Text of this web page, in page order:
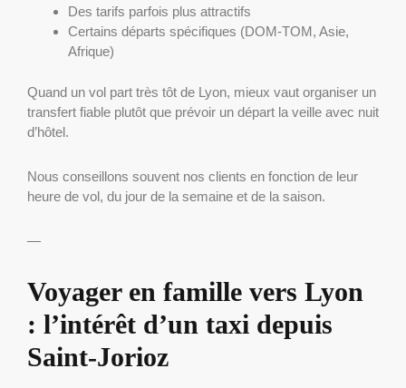
Des tarifs parfois plus attractifs
Certains départs spécifiques (DOM-TOM, Asie,
Afrique)
Quand un vol part très tôt de Lyon, mieux vaut organiser un
transfert fiable plutôt que prévoir un départ la veille avec nuit
d’hôtel.
Nous conseillons souvent nos clients en fonction de leur
heure de vol, du jour de la semaine et de la saison.
—
Voyager en famille vers Lyon
: l’intérêt d’un taxi depuis
Saint-Jorioz